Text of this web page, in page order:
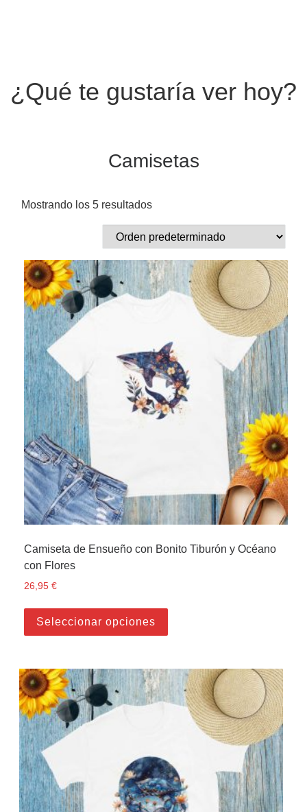
¿Qué te gustaría ver hoy?
Camisetas
Mostrando los 5 resultados
Camiseta de Ensueño con Bonito Tiburón y Océano
con Flores
26,95€
Seleccionar opciones